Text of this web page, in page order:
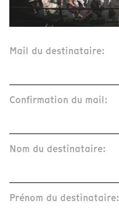
Mail du destinataire:
Confirmation du mail:
Nom du destinataire:
Prénom du destinataire: